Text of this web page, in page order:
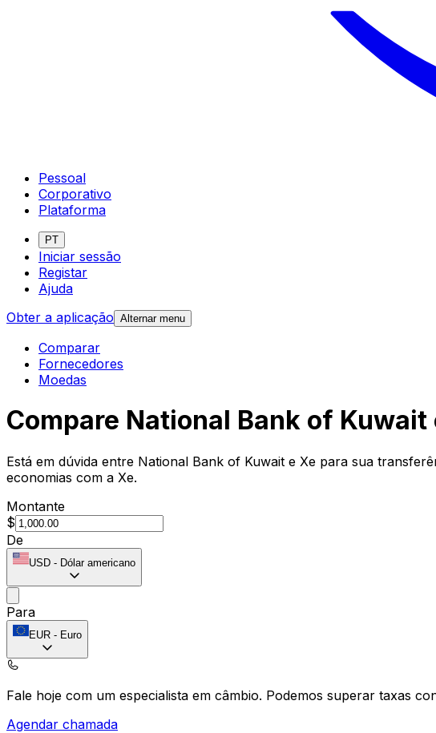
Pessoal
Corporativo
Plataforma
PT
Iniciar sessão
Registar
Ajuda
Obter a aplicação Alternar menu
Comparar
Fornecedores
Moedas
Compare National Bank of Kuwait
Está em dúvida entre National Bank of Kuwait e Xe para sua
economias com a Xe.
Montante
$
De
USD - Dólar americano
Para
EUR - Euro
Fale hoje com um especialista em câmbio. Podemos superar taxas
Agendar chamada